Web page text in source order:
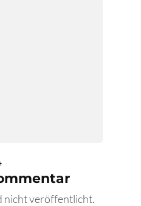
nicht veröffentlicht.